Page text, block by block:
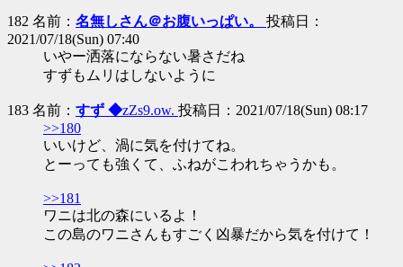
182 名前： 名無しさん＠お腹いっぱい。 投稿日：
2021/07/18(Sun) 07:40
いやー洒落にならない暑さだね
すずもムリはしないように
183 名前： すず ◆zZs9.ow. 投稿日：2021/07/18(Sun) 08:17
>>180
いいけど、渦に気を付けてね。
とーっても強くて、ふねがこわれちゃうかも。
>>181
ワニは北の森にいるよ！
この島のワニさんもすごく凶暴だから気を付けて！